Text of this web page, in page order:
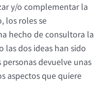
y/o complementar la
los roles se
hecho de consultora la
las dos ideas han sido
devuelve unas
aspectos que quiere